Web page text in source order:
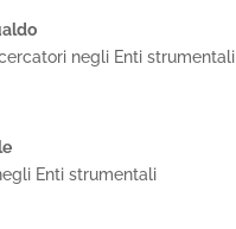
negli Enti strumentali
Enti strumentali